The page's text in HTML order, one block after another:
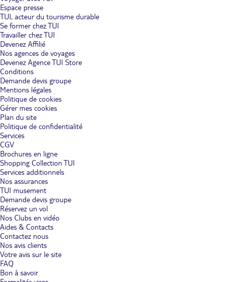
Espace presse
TUI, acteur du tourisme durable
Se former chez TUI
Travailler chez TUI
Devenez Affilié
Nos agences de voyages
Devenez Agence TUI Store
Conditions
Demande devis groupe
Mentions légales
Politique de cookies
Gérer mes cookies
Plan du site
Politique de confidentialité
Services
CGV
Brochures en ligne
Shopping Collection TUI
Services additionnels
Nos assurances
TUI musement
Demande devis groupe
Réservez un vol
Nos Clubs en vidéo
Aides & Contacts
Contactez nous
Nos avis clients
Votre avis sur le site
FAQ
Bon à savoir